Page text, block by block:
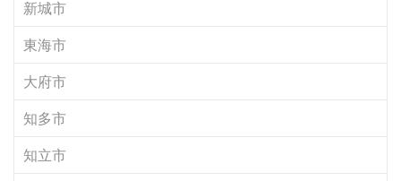
新城市
東海市
大府市
知多市
知立市